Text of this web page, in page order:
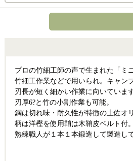
プロの竹細工師の声で生まれた「ミ
竹細工作業などで用いられ。 キャン
刃長が短く細かい作業に向いています
刃厚6?と竹の小割作業も可能。
鋼は切れ味・耐久性が特徴の土佐オ
柄は洋樫を使用 鞘は木鞘皮ベルト付。
熟練職人が１本１本鍛造して製造し